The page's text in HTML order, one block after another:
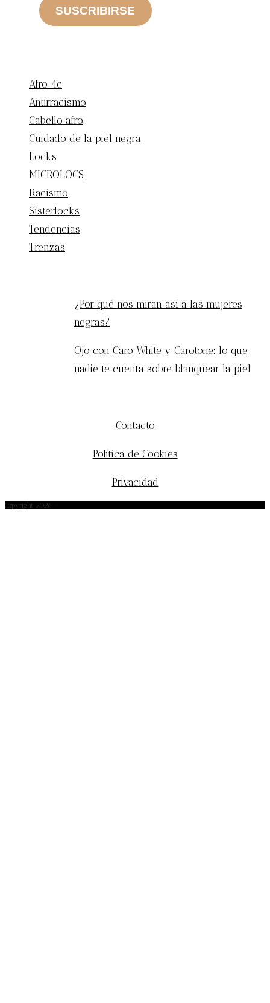
SUSCRIBIRSE
Afro 4c
Antirracismo
Cabello afro
Cuidado de la piel negra
Locks
MICROLOCS
Racismo
Sisterlocks
Tendencias
Trenzas
¿Por qué nos miran así a las mujeres
negras?
Ojo con Caro White y Carotone: lo que
nadie te cuenta sobre blanquear la piel
Contacto
Política de Cookies
Privacidad
Copyright 2026 -